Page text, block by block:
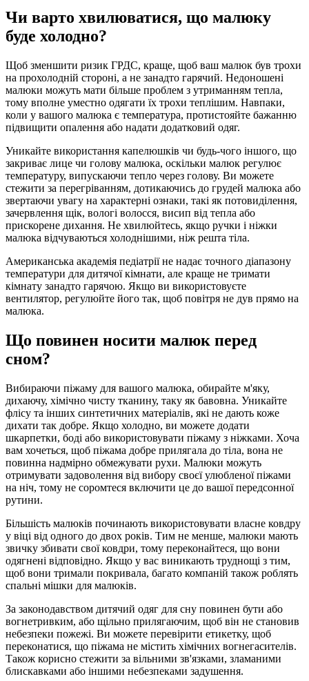
Чи варто хвилюватися, що малюку
буде холодно?
Щоб зменшити ризик ГРДС, краще, щоб ваш малюк був трохи
на прохолодній стороні, а не занадто гарячий. Недоношені
малюки можуть мати більше проблем з утриманням тепла,
тому вполне уместно одягати їх трохи теплішим. Навпаки,
коли у вашого малюка є температура, протистояйте бажанню
підвищити опалення або надати додатковий одяг.
Уникайте використання капелюшків чи будь-чого іншого, що
закриває лице чи голову малюка, оскільки малюк регулює
температуру, випускаючи тепло через голову. Ви можете
стежити за перегріванням, дотикаючись до грудей малюка або
звертаючи увагу на характерні ознаки, такі як потовиділення,
зачервлення щік, вологі волосся, висип від тепла або
прискорене дихання. Не хвилюйтесь, якщо ручки і ніжки
малюка відчуваються холоднішими, ніж решта тіла.
Американська академія педіатрії не надає точного діапазону
температури для дитячої кімнати, але краще не тримати
кімнату занадто гарячою. Якщо ви використовуєте
вентилятор, регулюйте його так, щоб повітря не дув прямо на
малюка.
Що повинен носити малюк перед
сном?
Вибираючи піжаму для вашого малюка, обирайте м'яку,
дихаючу, хімічно чисту тканину, таку як бавовна. Уникайте
флісу та інших синтетичних матеріалів, які не дають коже
дихати так добре. Якщо холодно, ви можете додати
шкарпетки, боді або використовувати піжаму з ніжками. Хоча
вам хочеться, щоб піжама добре прилягала до тіла, вона не
повинна надмірно обмежувати рухи. Малюки можуть
отримувати задоволення від вибору своєї улюбленої піжами
на ніч, тому не соромтеся включити це до вашої передсонної
рутини.
Більшість малюків починають використовувати власне ковдру
у віці від одного до двох років. Тим не менше, малюки мають
звичку збивати свої ковдри, тому переконайтеся, що вони
одягнені відповідно. Якщо у вас виникають труднощі з тим,
щоб вони тримали покривала, багато компаній також роблять
спальні мішки для малюків.
За законодавством дитячий одяг для сну повинен бути або
вогнетривким, або щільно прилягаючим, щоб він не становив
небезпеки пожежі. Ви можете перевірити етикетку, щоб
переконатися, що піжама не містить хімічних вогнегасителів.
Також корисно стежити за вільними зв'язками, зламаними
блискавками або іншими небезпеками задушення.